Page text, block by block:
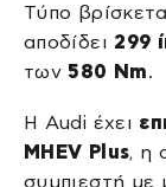
Τύπο
αποδίδει 299
των580 Nm.
Η Audi έχει
MHEV Plus, η
συμπιεστή με